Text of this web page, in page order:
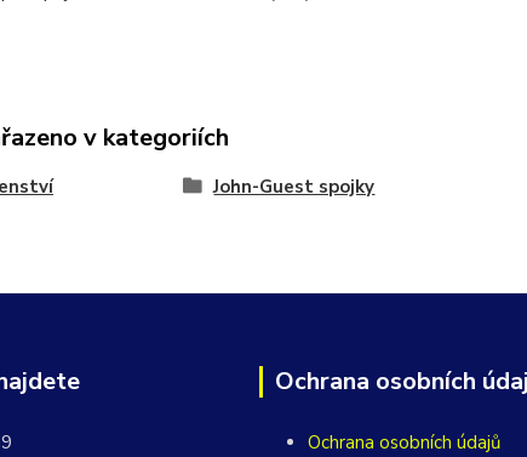
v kategoriích
John-Guest spojky
Ochrana osobních
Ochrana osobních údajů